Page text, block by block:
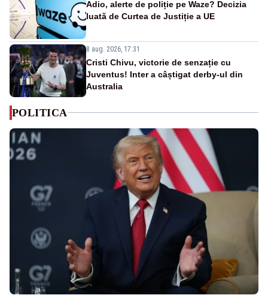
Adio, alerte de poliție pe Waze? Decizia
luată de Curtea de Justiție a UE
8 aug. 2026, 17:31
Cristi Chivu, victorie de senzație cu
Juventus! Inter a câștigat derby-ul din
Australia
POLITICA